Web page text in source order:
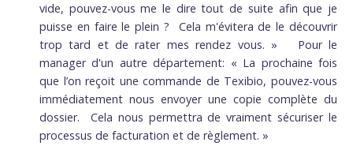
vide, pouvez-vous me le dire tout de suite afin que je
puisse en faire le plein ? Cela m'évitera de le découvrir
trop tard et de rater mes rendez vous. » Pour le
manager d'un autre département: « La prochaine fois
que l’on reçoit une commande de Texibio, pouvez-vous
immédiatement nous envoyer une copie complète du
dossier. Cela nous permettra de vraiment sécuriser le
processus de facturation et de règlement. »